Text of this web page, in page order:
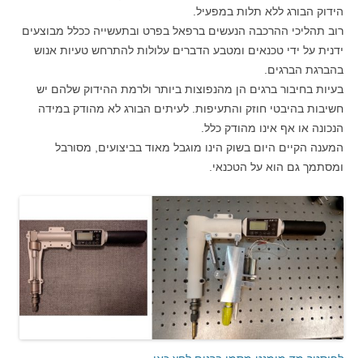
הידוק הבורג ללא תלות במפעיל.
רוב תהליכי ההרכבה הנעשים ברפאל בפרט ובתעשייה ככלל מבוצעים
ידנית על ידי טכנאים ומטבע הדברים עלולות להתרחש טעיות אנוש
בהברגת הברגים.
בעיות בחיבור ברגים הן מהנפוצות ביותר ולרמת ההידוק שלהם יש
חשיבות בהיבטי חוזק והתעיפות. לעיתים הבורג לא מהודק במידה
הנכונה או אף אינו מהודק כלל.
המענה הקיים היום בשוק הינו מוגבל מאוד בביצועים, מסורבל
ומסתמך גם הוא על הטכנאי.